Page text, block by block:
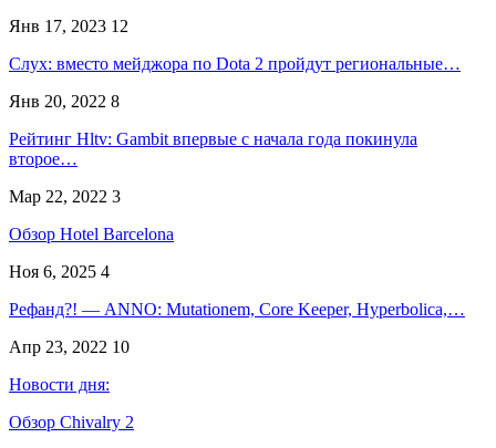
Янв 17, 2023 12
Слух: вместо мейджора по Dota 2 пройдут региональные…
Янв 20, 2022 8
Рейтинг Hltv: Gambit впервые с начала года покинула
второе…
Мар 22, 2022 3
Обзор Hotel Barcelona
Ноя 6, 2025 4
Рефанд?! — ANNO: Mutationem, Core Keeper, Hyperbolica,…
Апр 23, 2022 10
Новости дня:
Обзор Chivalry 2